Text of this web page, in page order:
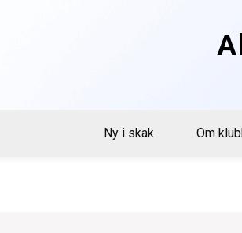
Ny i skak Om